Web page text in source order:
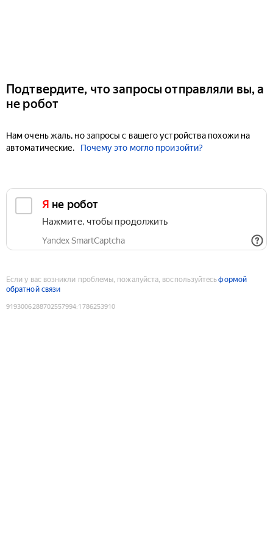
Подтвердите, что запросы отправляли вы, а
не робот
Нам очень жаль, но запросы с вашего устройства похожи на
автоматические.
Почему это могло произойти?
Я не робот
Нажмите, чтобы продолжить
Yandex SmartCaptcha
Если у вас возникли проблемы, пожалуйста, воспользуйтесьформой
обратной связи
9193006288702557994:1786253910